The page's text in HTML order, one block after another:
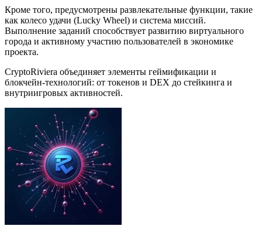
Кроме того, предусмотрены развлекательные функции, такие
как колесо удачи (Lucky Wheel) и система миссий.
Выполнение заданий способствует развитию виртуального
города и активному участию пользователей в экономике
проекта.
CryptoRiviera объединяет элементы геймификации и
блокчейн-технологий: от токенов и DEX до стейкинга и
внутриигровых активностей.